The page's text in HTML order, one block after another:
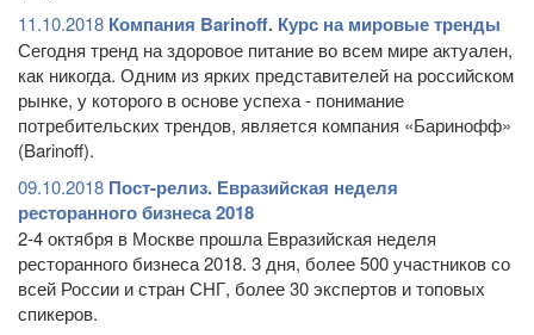
11.10.2018 Компания Barinoff. Курс на мировые тренды
Сегодня тренд на здоровое питание во всем мире актуален,
как никогда. Одним из ярких представителей на российском
рынке, у которого в основе успеха - понимание
потребительских трендов, является компания «Баринофф»
(Barinoff).
09.10.2018 Пост-релиз. Евразийская неделя
ресторанного бизнеса 2018
2-4 октября в Москве прошла Евразийская неделя
ресторанного бизнеса 2018. 3 дня, более 500 участников со
всей России и стран СНГ, более 30 экспертов и топовых
спикеров.